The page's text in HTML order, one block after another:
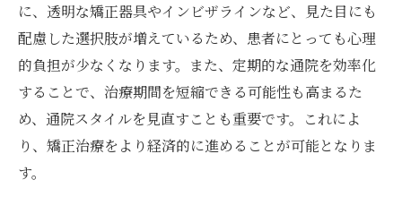
に、透明な矯正器具やインビザラインなど、見た目にも
配慮した選択肢が増えているため、患者にとっても心理
的負担が少なくなります。また、定期的な通院を効率化
することで、治療期間を短縮できる可能性も高まるた
め、通院スタイルを見直すことも重要です。これによ
り、矯正治療をより経済的に進めることが可能となりま
す。